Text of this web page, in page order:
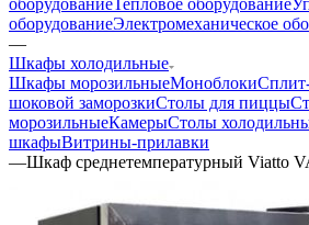
оборудованиеЭлектромеханическое
—
Шкафы холодильные
Шкафы морозильныеМоноблоки
шоковой заморозкиСтолы для пиццы
морозильныеКамерыСтолы
шкафыВитрины-прилавки
—Шкаф среднетемпературный Viatto